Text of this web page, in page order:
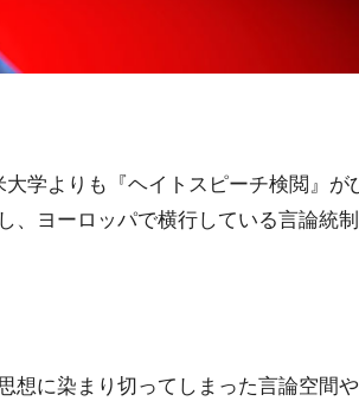
学よりも『ヘイトスピーチ検閲』が
、ヨーロッパで横行している言論統
想に染まり切ってしまった言論空間